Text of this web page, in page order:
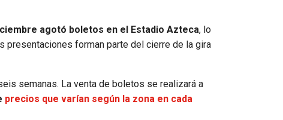
agotó boletos en el Estadio Azteca, lo
presentaciones forman parte del cierre de la gira
semanas. La venta de boletos se realizará a
precios que varían según la zona en cada